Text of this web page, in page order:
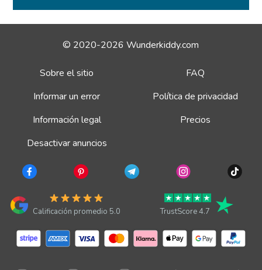
© 2020-2026 Wunderkiddy.com
Sobre el sitio
FAQ
Informar un error
Política de privacidad
Información legal
Precios
Desactivar anuncios
Calificación promedio 5.0 TrustScore 4.7